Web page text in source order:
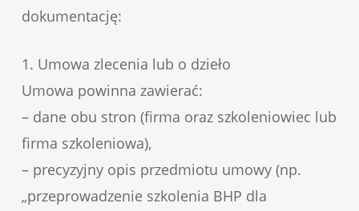
dokumentację:
1. Umowa zlecenia lub o dzieło
Umowa powinna zawierać:
– dane obu stron (firma oraz szkoleniowiec lub
firma szkoleniowa),
– precyzyjny opis przedmiotu umowy (np.
„przeprowadzenie szkolenia BHP dla